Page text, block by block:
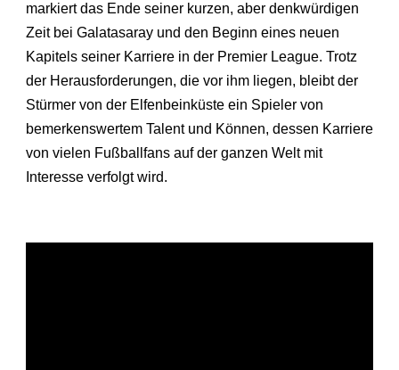
markiert das Ende seiner kurzen, aber denkwürdigen
Zeit bei Galatasaray und den Beginn eines neuen
Kapitels seiner Karriere in der Premier League. Trotz
der Herausforderungen, die vor ihm liegen, bleibt der
Stürmer von der Elfenbeinküste ein Spieler von
bemerkenswertem Talent und Können, dessen Karriere
von vielen Fußballfans auf der ganzen Welt mit
Interesse verfolgt wird.